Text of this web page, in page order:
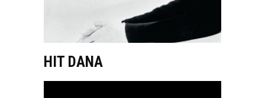
HIT DANA